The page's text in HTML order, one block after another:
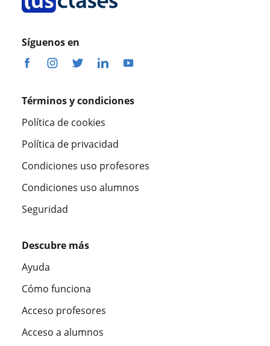
Síguenos en
Términos y condiciones
Política de cookies
Política de privacidad
Condiciones uso profesores
Condiciones uso alumnos
Seguridad
Descubre más
Ayuda
Cómo funciona
Acceso profesores
Acceso a alumnos